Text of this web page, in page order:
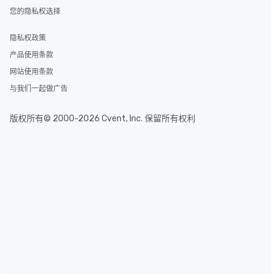
您的隐私权选择
隐私权政策
产品使用条款
网站使用条款
与我们一起做广告
版权所有© 2000-2026 Cvent, Inc. 保留所有权利